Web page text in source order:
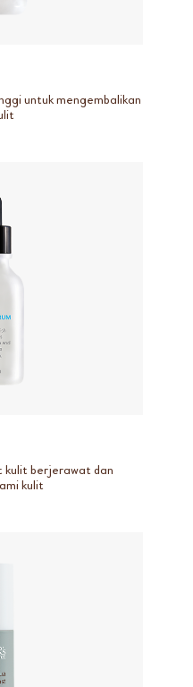
untuk mengembalikan
kulit berjerawat dan
kulit